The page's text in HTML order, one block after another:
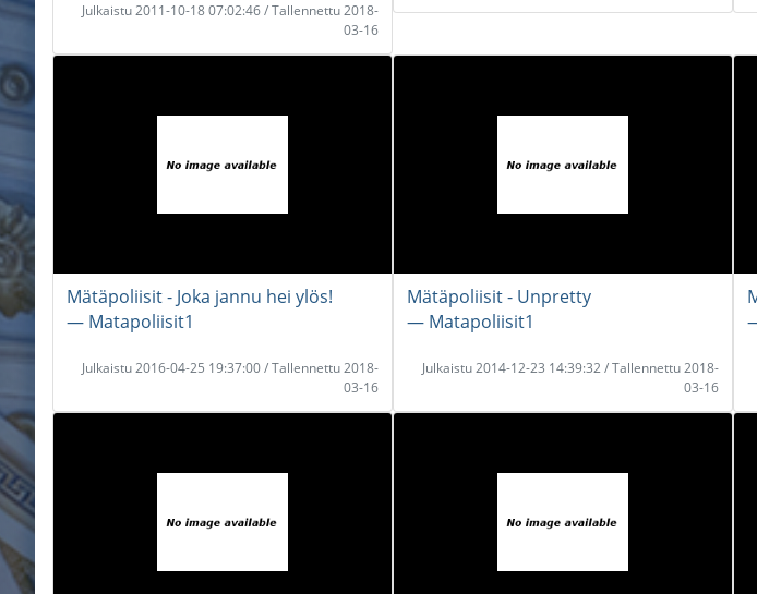
Julkaistu 2011-10-18 07:02:46 / Tallennettu 2018-
03-16
Mätäpoliisit - Joka jannu hei ylös!
― Matapoliisit1
Julkaistu 2016-04-25 19:37:00 / Tallennettu 2018-
03-16
Mätäpoliisit - Unpretty
― Matapoliisit1
Julkaistu 2014-12-23 14:39:32 / Tallennettu 2018-
03-16